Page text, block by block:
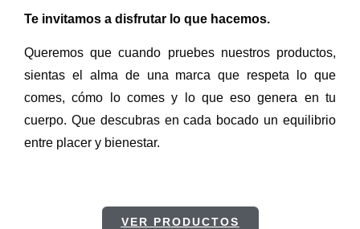
Te invitamos a disfrutar lo que hacemos.
Queremos que cuando pruebes nuestros productos,
sientas el alma de una marca que respeta lo que
comes, cómo lo comes y lo que eso genera en tu
cuerpo. Que descubras en cada bocado un equilibrio
entre placer y bienestar.
VER PRODUCTOS